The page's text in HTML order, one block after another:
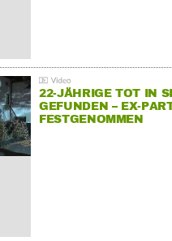
22-JÄHRIGE TOT IN
GEFUNDEN – EX-
FESTGENOMMEN